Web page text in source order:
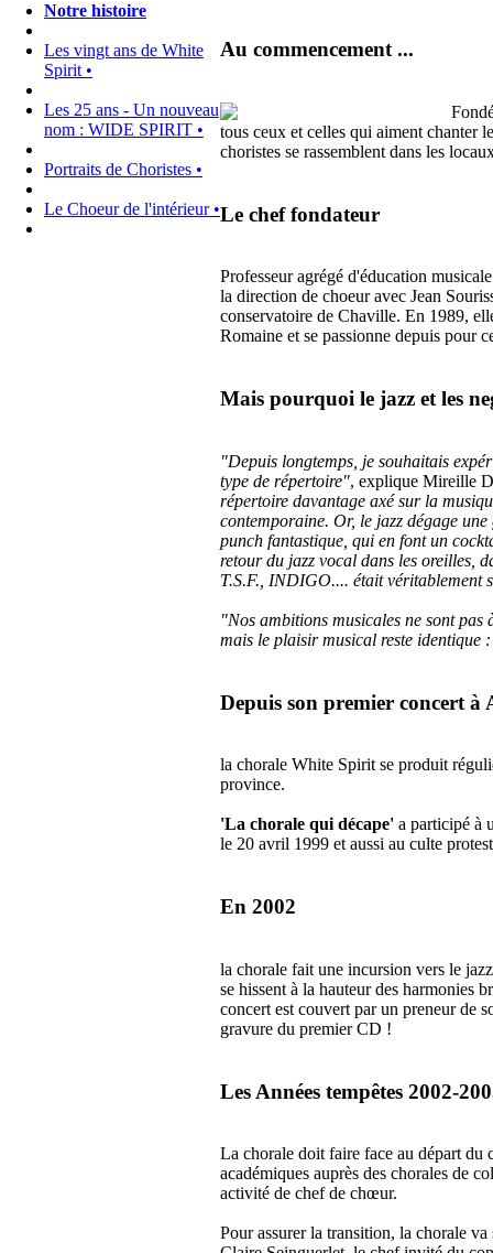
Notre histoire
Les vingt ans de White
Spirit •
Les 25 ans - Un nouveau
nom : WIDE SPIRIT •
Portraits de Choristes •
Le Choeur de l'intérieur •
Au commencement ...
tous ceux et celles qui aiment chanter
choristes se rassemblent dans les
Le chef fondateur
Professeur agrégé d'éducation
la direction de choeur avec Jean
conservatoire de Chaville. En 1989,
Romaine et se passionne depuis pour
Mais pourquoi le jazz et les
"Depuis longtemps, je souhaitais
type de répertoire", explique Mireille
répertoire davantage axé sur la
contemporaine. Or, le jazz dégage
punch fantastique, qui en font un
retour du jazz vocal dans les oreilles,
T.S.F., INDIGO.... était véritablement
"Nos ambitions musicales ne sont pas
mais le plaisir musical reste
Depuis son premier concert à
la chorale White Spirit se produit
province.
'La chorale qui décape' a participé à
le 20 avril 1999 et aussi au culte
En 2002
la chorale fait une incursion vers le
se hissent à la hauteur des harmonies
concert est couvert par un preneur de
gravure du premier CD !
Les Années tempêtes 2002-
La chorale doit faire face au départ du
académiques auprès des chorales de
activité de chef de chœur.
Pour assurer la transition, la chorale